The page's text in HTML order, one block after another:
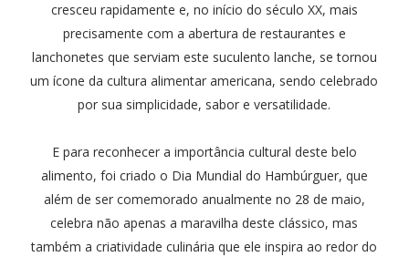
cresceu rapidamente e, no início do século XX, mais
precisamente com a abertura de restaurantes e
lanchonetes que serviam este suculento lanche, se tornou
um ícone da cultura alimentar americana, sendo celebrado
por sua simplicidade, sabor e versatilidade.
E para reconhecer a importância cultural deste belo
alimento, foi criado o Dia Mundial do Hambúrguer, que
além de ser comemorado anualmente no 28 de maio,
celebra não apenas a maravilha deste clássico, mas
também a criatividade culinária que ele inspira ao redor do